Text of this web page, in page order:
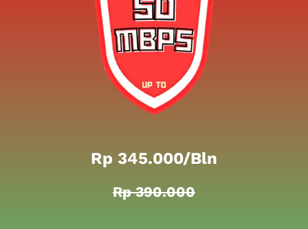
Rp 345.000/bln
Rp 390.000